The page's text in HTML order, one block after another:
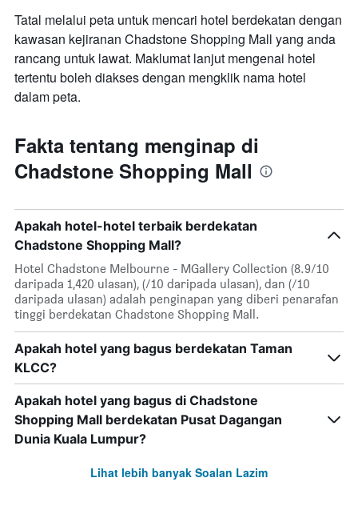
Tatal melalui peta untuk mencari hotel berdekatan dengan
kawasan kejiranan Chadstone Shopping Mall yang anda
rancang untuk lawat. Maklumat lanjut mengenai hotel
tertentu boleh diakses dengan mengklik nama hotel
dalam peta.
Fakta tentang menginap di
Chadstone Shopping Mall
Apakah hotel-hotel terbaik berdekatan
Chadstone Shopping Mall?
Hotel Chadstone Melbourne - MGallery Collection (8.9/10
daripada 1,420 ulasan), (/10 daripada ulasan), dan (/10
daripada ulasan) adalah penginapan yang diberi penarafan
tinggi berdekatan Chadstone Shopping Mall.
Apakah hotel yang bagus berdekatan Taman
KLCC?
Apakah hotel yang bagus di Chadstone
Shopping Mall berdekatan Pusat Dagangan
Dunia Kuala Lumpur?
Lihat lebih banyak Soalan Lazim